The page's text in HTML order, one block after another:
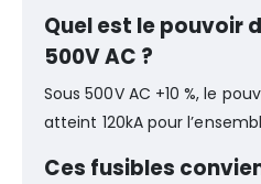
Quel est le pouvoir
500V AC ?
Sous 500V AC +10 %, le
atteint 120kA pour
Ces fusibles